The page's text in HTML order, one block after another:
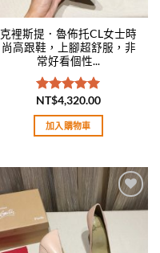
克裡斯提．魯佈托CL女士時
尚高跟鞋，上腳超舒服，非
常好看個性...
評分5.00
滿分 5
NT$4,320.00
加入購物車
Add to